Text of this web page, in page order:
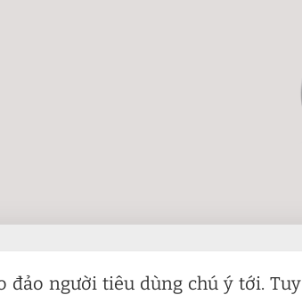
đảo người tiêu dùng chú ý tới. Tuy